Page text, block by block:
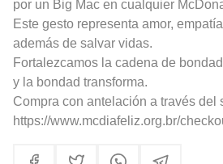
por un Big Mac en cualquier
Este gesto representa amor,
además de salvar vidas.
Fortalezcamos la cadena de
y la bondad transforma.
Compra con antelación a través del
https://www.mcdiafeliz.org.br/